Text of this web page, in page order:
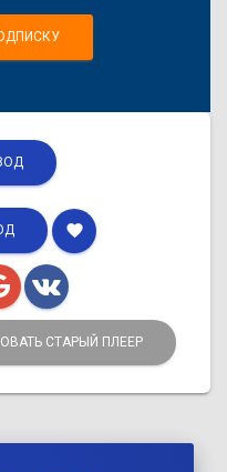
favorite
СТАРЫЙ ПЛЕЕР